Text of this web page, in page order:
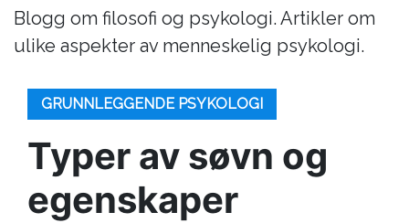
Blogg om filosofi og psykologi. Artikler om
ulike aspekter av menneskelig psykologi.
GRUNNLEGGENDE PSYKOLOGI
Typer av søvn og
egenskaper